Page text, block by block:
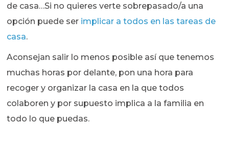
de casa…Si no quieres verte sobrepasado/a una
opción puede ser implicar a todos en las tareas de
casa.
Aconsejan salir lo menos posible así que tenemos
muchas horas por delante, pon una hora para
recoger y organizar la casa en la que todos
colaboren y por supuesto implica a la familia en
todo lo que puedas.